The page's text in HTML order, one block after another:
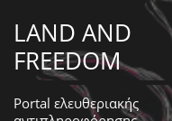
LAND AND
FREEDOM
Portal ελευθεριακής